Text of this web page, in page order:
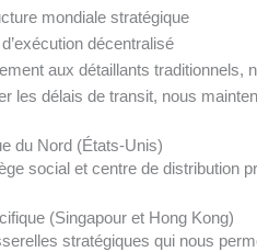
mondiale stratégique
décentralisé
aux détaillants traditionnels,
les délais de transit, nous
du Nord (États-Unis)
social et centre de distribution
(Singapour et Hong Kong)
stratégiques qui nous